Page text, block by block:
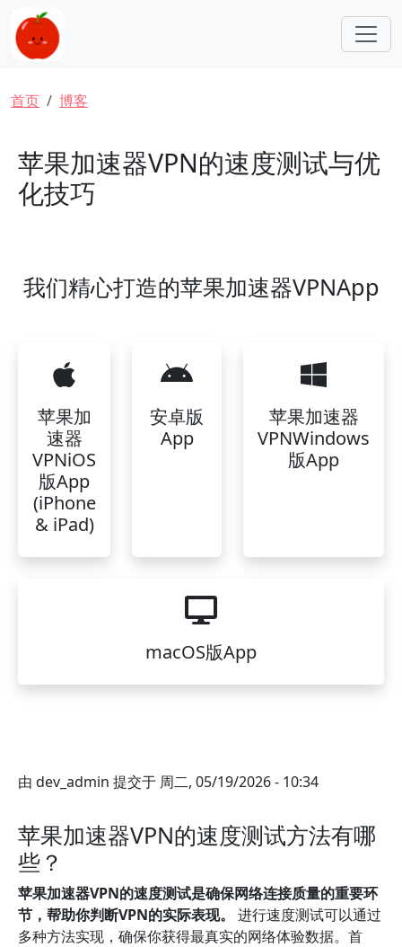
跳转到主要内容
面包屑
首页 博客
苹果加速器VPN的速度测试与优
化技巧
我们精心打造的苹果加速器VPNApp
苹果加
速器
VPNiOS
版App
(iPhone
& iPad)
安卓版
App
苹果加速器
VPNWindows
版App
macOS版App
由 dev_admin 提交于 周二, 05/19/2026 - 10:34
苹果加速器VPN的速度测试方法有哪
些？
苹果加速器VPN的速度测试是确保网络连接质量的重要环
节，帮助你判断VPN的实际表现。
进行速度测试可以通过
多种方法实现，确保你获得最真实的网络体验数据。首